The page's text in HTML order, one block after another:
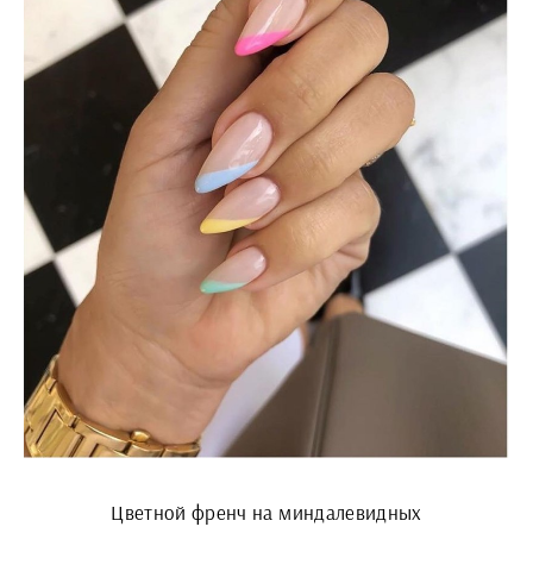
Цветной френч на миндалевидных